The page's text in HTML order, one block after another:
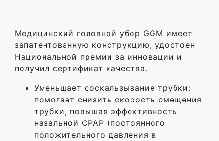
Медицинский головной убор GGM имеет
запатентованную конструкцию, удостоен
Национальной премии за инновации и
получил сертификат качества.
Уменьшает соскальзывание трубки:
помогает снизить скорость смещения
трубки, повышая эффективность
назальной CPAP (постоянного
положительного давления в